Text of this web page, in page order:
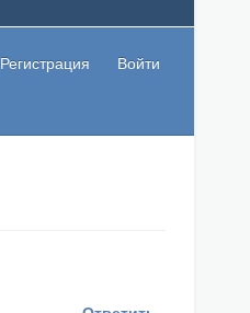
Регистрация Войти